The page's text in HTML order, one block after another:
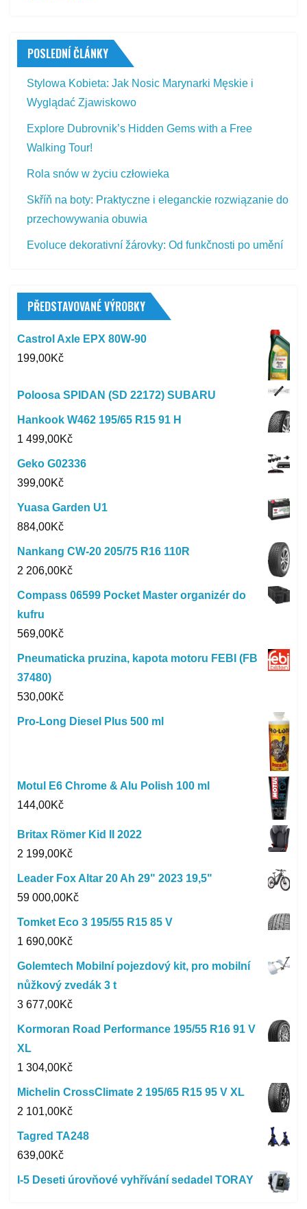
POSLEDNÍ ČLÁNKY
Stylowa Kobieta: Jak Nosic Marynarki Męskie i
Wyglądać Zjawiskowo
Explore Dubrovnik’s Hidden Gems with a Free
Walking Tour!
Rola snów w życiu człowieka
Skříň na boty: Praktyczne i eleganckie rozwiązanie do
przechowywania obuwia
Evoluce dekorativní žárovky: Od funkčnosti po umění
PŘEDSTAVOVANÉ VÝROBKY
Castrol Axle EPX 80W-90
199,00Kč
Poloosa SPIDAN (SD 22172) SUBARU
Hankook W462 195/65 R15 91 H
1 499,00Kč
Geko G02336
399,00Kč
Yuasa Garden U1
884,00Kč
Nankang CW-20 205/75 R16 110R
2 206,00Kč
Compass 06599 Pocket Master organizér do
kufru
569,00Kč
Pneumaticka pruzina, kapota motoru FEBI (FB
37480)
530,00Kč
Pro-Long Diesel Plus 500 ml
Motul E6 Chrome & Alu Polish 100 ml
144,00Kč
Britax Römer Kid II 2022
2 199,00Kč
Leader Fox Altar 20 Ah 29" 2023 19,5"
59 000,00Kč
Tomket Eco 3 195/55 R15 85 V
1 690,00Kč
Golemtech Mobilní pojezdový kit, pro mobilní
nůžkový zvedák 3 t
3 677,00Kč
Kormoran Road Performance 195/55 R16 91 V
XL
1 304,00Kč
Michelin CrossClimate 2 195/65 R15 95 V XL
2 101,00Kč
Tagred TA248
639,00Kč
I-5 Deseti úrovňové vyhřívání sedadel TORAY